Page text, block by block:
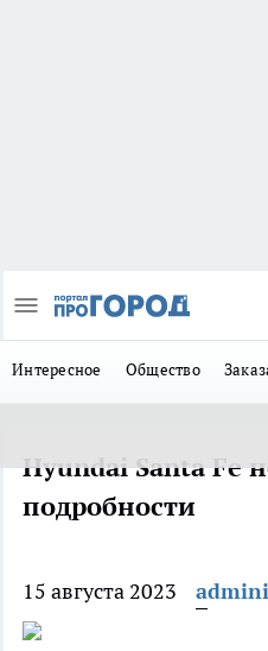
Интересное Общество
Hyundai Santa Fe
подробности
15 августа 2023